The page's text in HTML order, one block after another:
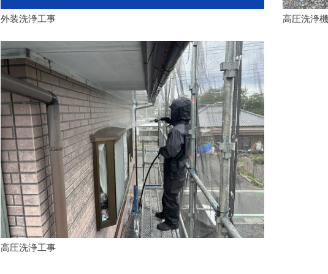
外装洗浄工事 高圧洗浄機
高圧洗浄工事